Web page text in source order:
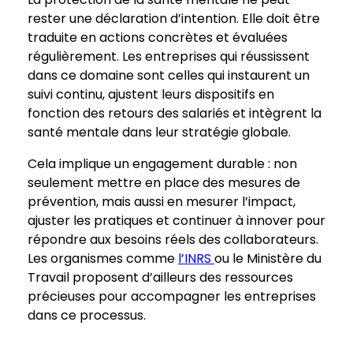
rester une déclaration d’intention. Elle doit être
traduite en actions concrètes et évaluées
régulièrement. Les entreprises qui réussissent
dans ce domaine sont celles qui instaurent un
suivi continu, ajustent leurs dispositifs en
fonction des retours des salariés et intègrent la
santé mentale dans leur stratégie globale.
Cela implique un engagement durable : non
seulement mettre en place des mesures de
prévention, mais aussi en mesurer l’impact,
ajuster les pratiques et continuer à innover pour
répondre aux besoins réels des collaborateurs.
Les organismes comme l’INRS ou le Ministère du
Travail proposent d’ailleurs des ressources
précieuses pour accompagner les entreprises
dans ce processus.